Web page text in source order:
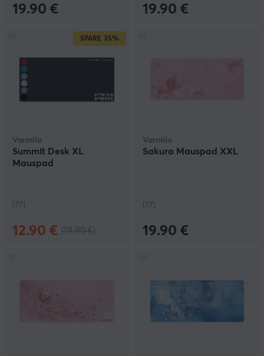
19.90 € 19.90 €
SPARE 35%
Varmilo
Summit Desk XL
Mauspad
(77)
12.90 €
Varmilo
Sakura Mauspad XXL
(77)
19.90 €